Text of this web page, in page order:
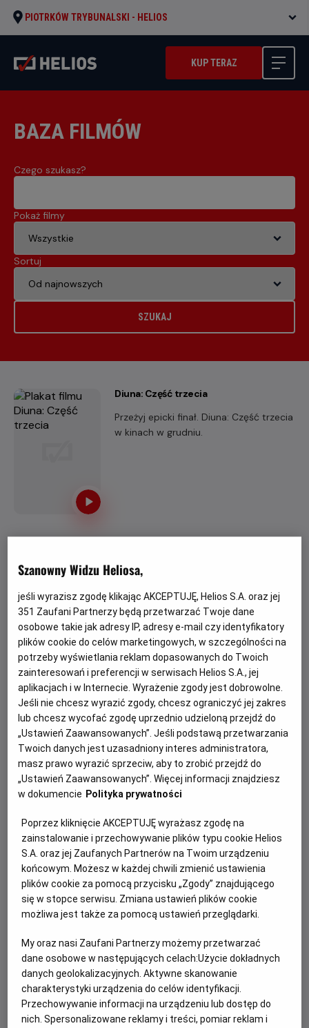
PIOTRKÓW TRYBUNALSKI - HELIOS
KUP TERAZ
BAZA FILMÓW
Czego szukasz?
Pokaż filmy
Sortuj
SZUKAJ
Diuna: Część trzecia
Przeżyj epicki finał. Diuna: Część trzecia
w kinach w grudniu.
Wśród wielu niesamowitych filmów, na
znajduje się najnowsza produkcja
studia Marvel.
Mój pies Barry
„Mój pies Barry” to inspirowana
prawdziwą historią opowieść o
niezwykłej przyjaźni chłopca i psa
ratownika.
Camino dla opornych
Fréd, nauczycielka z 15-letnim stażem,
po niefortunnym incydencie z
uczennicą zostaje zawieszona w pracy.
Jakby tego było mało, jej życie
prywatne również zaczyna się sypać.
Za namową przyjaciółki dołącza do
programu wsparcia młodzieży i zostaje
mentorką 17-letniego Adama –
chłopaka z wybuchowym charakterem
i nienajlepszą kartoteką.
Igrzyska śmierci: Wschód słońca w dniu
dożynek
Szanowny Widzu Heliosa,
jeśli wyrazisz zgodę klikając AKCEPTUJĘ, Helios S.A. oraz jej
351 Zaufani Partnerzy będą przetwarzać Twoje dane
osobowe takie jak adresy IP, adresy e-mail czy identyfikatory
plików cookie do celów marketingowych, w szczególności na
potrzeby wyświetlania reklam dopasowanych do Twoich
zainteresowań i preferencji w serwisach Helios S.A., jej
aplikacjach i w Internecie. Wyrażenie zgody jest dobrowolne.
Jeśli nie chcesz wyrazić zgody, chcesz ograniczyć jej zakres
lub chcesz wycofać zgodę uprzednio udzieloną przejdź do
„Ustawień Zaawansowanych”. Jeśli podstawą przetwarzania
Twoich danych jest uzasadniony interes administratora,
masz prawo wyrazić sprzeciw, aby to zrobić przejdź do
„Ustawień Zaawansowanych”. Więcej informacji znajdziesz
w dokumencie Polityka prywatności
Poprzez kliknięcie AKCEPTUJĘ wyrażasz zgodę na
zainstalowanie i przechowywanie plików typu cookie Helios
S.A. oraz jej Zaufanych Partnerów na Twoim urządzeniu
końcowym. Możesz w każdej chwili zmienić ustawienia
plików cookie za pomocą przycisku „Zgody” znajdującego
się w stopce serwisu. Zmiana ustawień plików cookie
możliwa jest także za pomocą ustawień przeglądarki.
My oraz nasi Zaufani Partnerzy możemy przetwarzać
dane osobowe w następujących celach:Użycie dokładnych
danych geolokalizacyjnych. Aktywne skanowanie
charakterystyki urządzenia do celów identyfikacji.
Przechowywanie informacji na urządzeniu lub dostęp do
nich. Spersonalizowane reklamy i treści, pomiar reklam i